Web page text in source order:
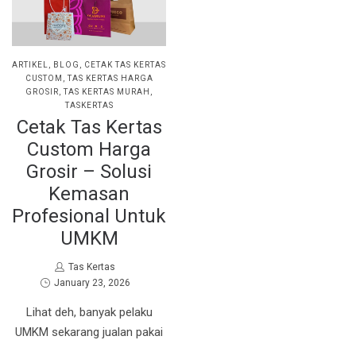
POSTED
ARTIKEL BLOG
CETAK TAS KERTAS
CUSTOM
TAS KERTAS HARGA
GROSIR
TAS KERTAS MURAH
TASKERTAS
Cetak Tas Kertas
Custom Harga
Grosir – Solusi
Kemasan
Profesional Untuk
UMKM
by
Tas Kertas
Posted
January 23, 2026
Lihat deh, banyak pelaku
UMKM sekarang jualan pakai